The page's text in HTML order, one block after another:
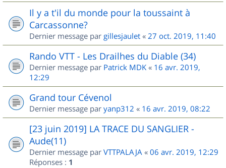
Il y a t'il du monde pour la toussaint à
Carcassonne?
Dernier message par gillesjaulet « 27 oct. 2019, 11:40
Rando VTT - Les Drailhes du Diable (34)
Dernier message par Patrick MDK « 16 avr. 2019,
12:29
Grand tour Cévenol
Dernier message par yanp312 « 16 avr. 2019, 08:22
[23 juin 2019] LA TRACE DU SANGLIER -
Aude(11)
Dernier message par VTTPALAJA « 06 avr. 2019, 12:29
Réponses : 1